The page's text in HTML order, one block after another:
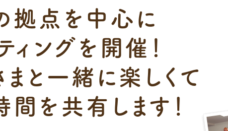
拠点を中心に
ィングを 開催！
と 一緒に楽しくて
間 を共有します！